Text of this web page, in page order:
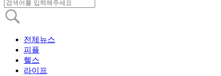
전체뉴스
피플
헬스
라이프